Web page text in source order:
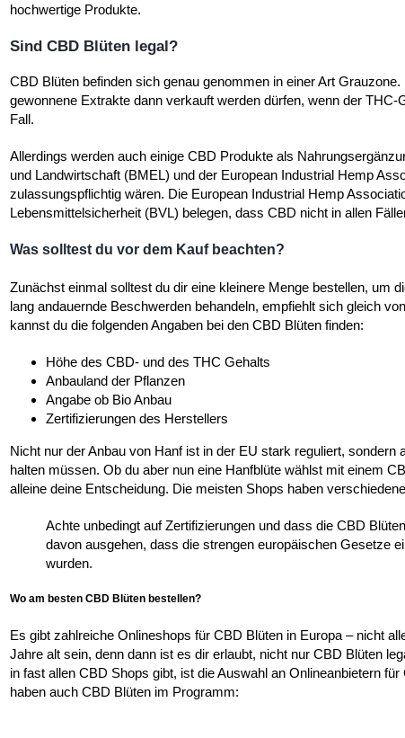
hochwertige Produkte.
Sind CBD Blüten legal?
CBD Blüten befinden sich genau genommen in einer Art
gewonnene Extrakte dann verkauft werden dürfen, wenn der
Fall.
Allerdings werden auch einige CBD Produkte als
und Landwirtschaft (BMEL) und der European Industrial Hemp
zulassungspflichtig wären. Die European Industrial Hemp
Lebensmittelsicherheit (BVL) belegen, dass CBD nicht in allen
Was solltest du vor dem Kauf beachten?
Zunächst einmal solltest du dir eine kleinere Menge bestellen, um
lang andauernde Beschwerden behandeln, empfiehlt sich gleich
kannst du die folgenden Angaben bei den CBD Blüten finden:
Höhe des CBD- und des THC Gehalts
Anbauland der Pflanzen
Angabe ob Bio Anbau
Zertifizierungen des Herstellers
Nicht nur der Anbau von Hanf ist in der EU stark reguliert,
halten müssen. Ob du aber nun eine Hanfblüte wählst mit einem
alleine deine Entscheidung. Die meisten Shops haben
Achte unbedingt auf Zertifizierungen und dass die CBD
davon ausgehen, dass die strengen europäischen Gesetze
wurden.
Wo am besten CBD Blüten bestellen?
Es gibt zahlreiche Onlineshops für CBD Blüten in Europa – nicht
Jahre alt sein, denn dann ist es dir erlaubt, nicht nur CBD Blüten
in fast allen CBD Shops gibt, ist die Auswahl an Onlineanbietern
haben auch CBD Blüten im Programm: